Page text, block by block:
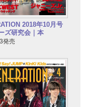
2018年10月号
ズ研究会｜本
発売